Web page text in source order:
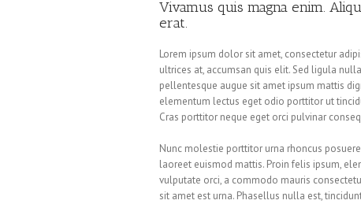
Vivamus quis magna enim.
erat.
Lorem ipsum dolor sit amet, consectetur
ultrices at, accumsan quis elit. Sed ligula
pellentesque augue sit amet ipsum mattis
elementum lectus eget odio porttitor ut
Cras porttitor neque eget orci pulvinar
Nunc molestie porttitor urna rhoncus
laoreet euismod mattis. Proin felis ipsum,
vulputate orci, a commodo mauris
sit amet est urna. Phasellus nulla est,